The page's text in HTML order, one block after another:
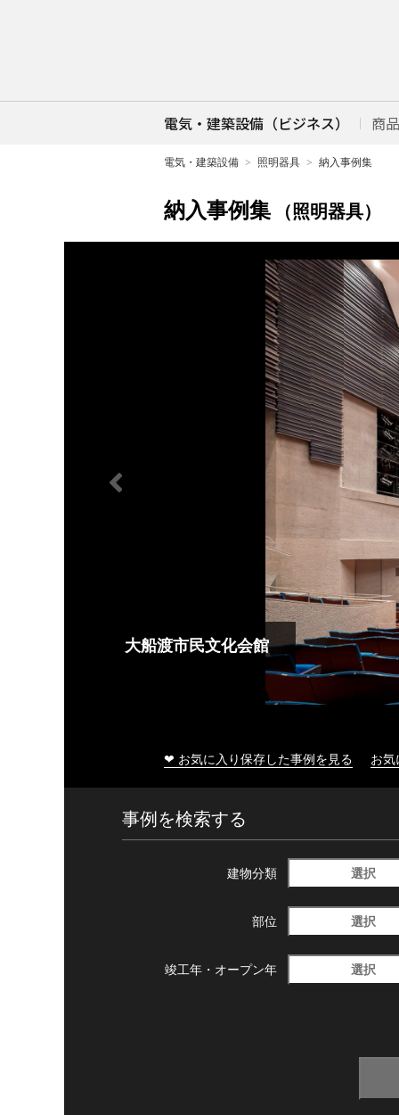
電気・建築設備（ビジネス） 商
電気・建築設備 照明器具 納入事例集
納入事例集 （照明器具）
大船渡市民文化会館
❤ お気に入り保存した事例を見る お
事例を検索する
建物分類 選択
部位 選択
竣工年・ オープン年 選択